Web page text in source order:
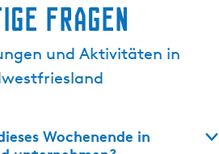
Fragen
und Aktivitäten in
Wochenende in